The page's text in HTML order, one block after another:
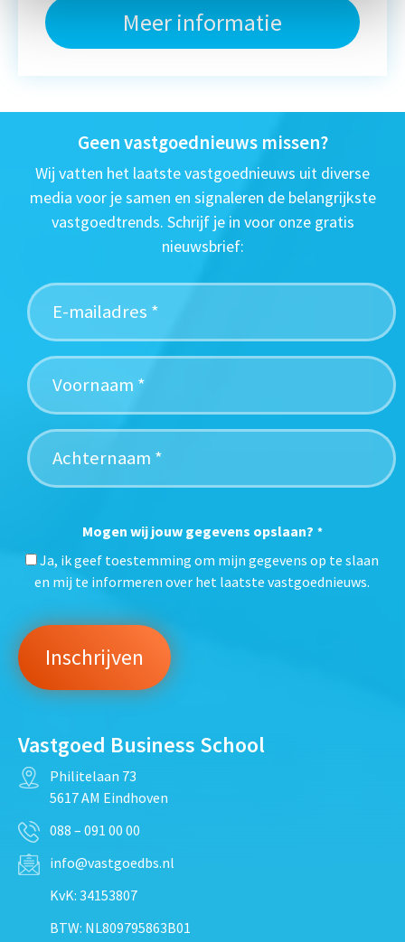
Meer informatie
Geen vastgoednieuws missen?
Wij vatten het laatste vastgoednieuws uit diverse
media voor je samen en signaleren de belangrijkste
vastgoedtrends. Schrijf je in voor onze gratis
nieuwsbrief:
Mogen wij jouw gegevens opslaan? *
Ja, ik geef toestemming om mijn gegevens op te slaan
en mij te informeren over het laatste vastgoednieuws.
Vastgoed Business School
Philitelaan 73
5617 AM Eindhoven
088 – 091 00 00
info@vastgoedbs.nl
KvK: 34153807
BTW: NL809795863B01